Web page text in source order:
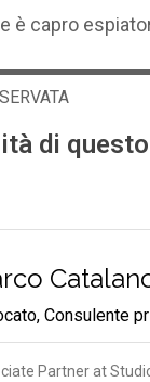
è capro
di
Consulente
Partner at